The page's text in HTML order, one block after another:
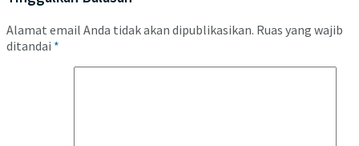
Alamat email Anda tidak akan dipublikasikan. Ruas yang wajib
ditandai *